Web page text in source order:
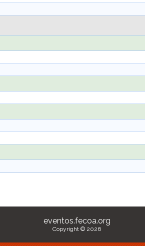
eventos.fecoa.org
Copyright © 2026